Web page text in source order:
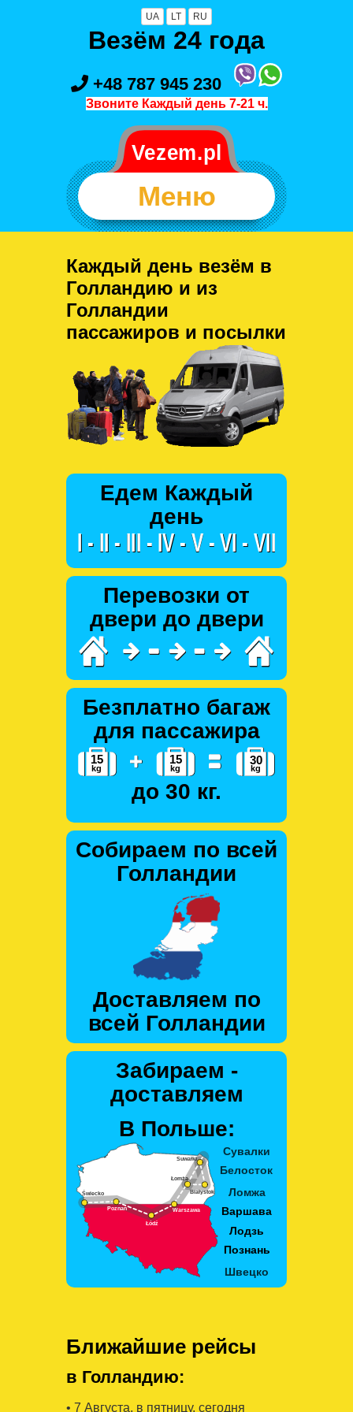
UA LT RU
Везём 24 года
+48 787 945 230
Звоните Каждый день 7-21 ч.
Меню
Каждый день везём в
Голландию и из
Голландии
пассажиров и посылки
Едем Каждый
день
Перевозки от
двери до двери
Безплатно багаж
для пассажира
до 30 кг.
Собираем по всей
Голландии
Доставляем по
всей Голландии
Забираем -
доставляем
В Польше:
Ближайшие рейсы
в Голландию:
• 7 Августa, в пятницу, сегодня